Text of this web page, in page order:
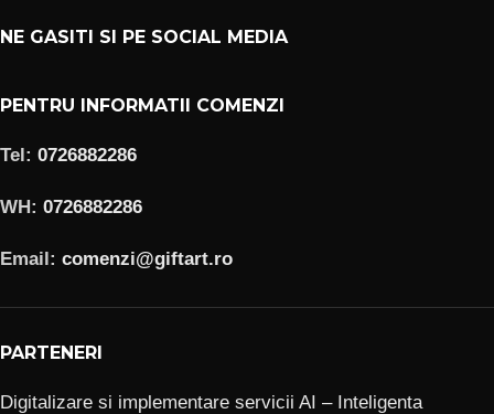
NE GASITI SI PE SOCIAL MEDIA
PENTRU INFORMATII COMENZI
Tel: 0726882286
WH: 0726882286
Email: comenzi@giftart.ro
PARTENERI
Digitalizare si implementare servicii AI – Inteligenta